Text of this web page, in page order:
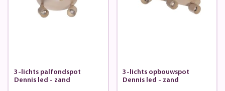
3-lichts palfondspot
Dennis led - zand
3-lichts opbouwspot
Dennis led - zand